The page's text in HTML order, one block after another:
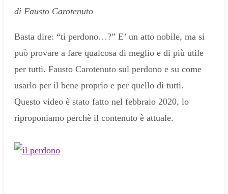
di Fausto Carotenuto
Basta dire: “ti perdono…?” E’ un atto nobile, ma si
può provare a fare qualcosa di meglio e di più utile
per tutti. Fausto Carotenuto sul perdono e su come
usarlo per il bene proprio e per quello di tutti.
Questo video è stato fatto nel febbraio 2020, lo
riproponiamo perchè il contenuto è attuale.